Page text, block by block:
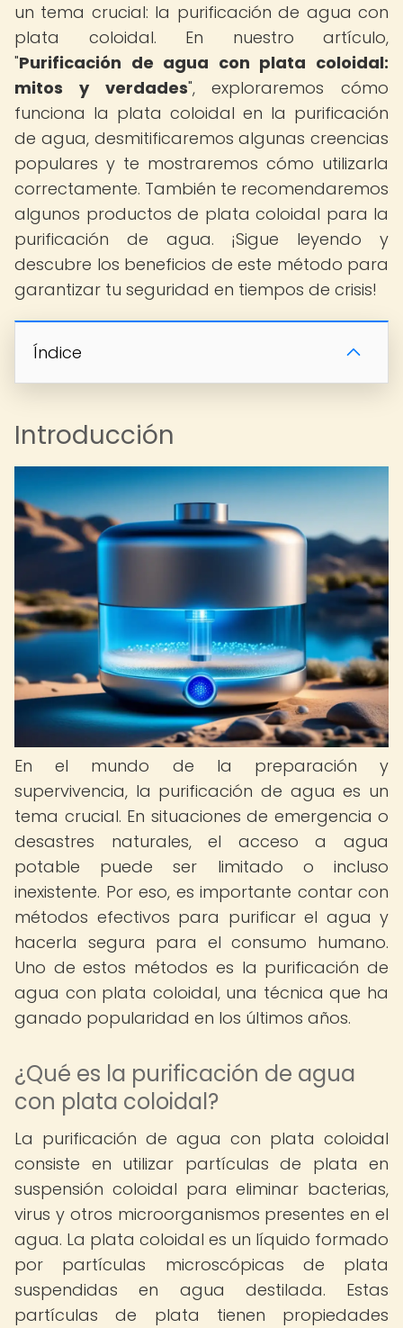
un tema crucial: la purificación de agua con
plata coloidal. En nuestro artículo,
"Purificación de agua con plata coloidal:
mitos y verdades", exploraremos cómo
funciona la plata coloidal en la purificación
de agua, desmitificaremos algunas creencias
populares y te mostraremos cómo utilizarla
correctamente. También te recomendaremos
algunos productos de plata coloidal para la
purificación de agua. ¡Sigue leyendo y
descubre los beneficios de este método para
garantizar tu seguridad en tiempos de crisis!
Índice
Introducción
En el mundo de la preparación y
supervivencia, la purificación de agua es un
tema crucial. En situaciones de emergencia o
desastres naturales, el acceso a agua
potable puede ser limitado o incluso
inexistente. Por eso, es importante contar con
métodos efectivos para purificar el agua y
hacerla segura para el consumo humano.
Uno de estos métodos es la purificación de
agua con plata coloidal, una técnica que ha
ganado popularidad en los últimos años.
¿Qué es la purificación de agua
con plata coloidal?
La purificación de agua con plata coloidal
consiste en utilizar partículas de plata en
suspensión coloidal para eliminar bacterias,
virus y otros microorganismos presentes en el
agua. La plata coloidal es un líquido formado
por partículas microscópicas de plata
suspendidas en agua destilada. Estas
partículas de plata tienen propiedades